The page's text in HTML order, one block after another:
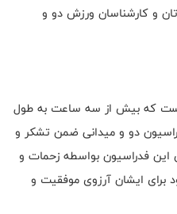
و کارشناسان ورزش دو و
که بیش از سه ساعت به طول
دو و میدانی ضمن تشکر و
فدراسیون بواسطه زحمات و
ایشان آرزوی موفقیت و